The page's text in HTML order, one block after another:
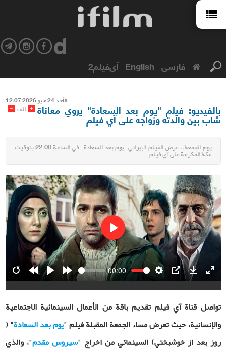
فارسی English آی‌فیلم2
الأحد 24 مایو 2026 12:07
- الف + بالفيديو: فيلم "يوم بعد السعادة" يروي معاناة
شاب بين والدته وزواجه على آي فيلم
يوم الجمعة.. عرض الفيلم الإيراني "يوم بعد السعادة" في الساعة 22:00 بتوقيت
مكة المكرمة على آي فيلم
RestartRewindPlay Forward
00:00
Settings
PIP Download
Play
تواصل قناة آي فيلم تقديم باقة من الأعمال السينمائية الاجتماعية
والإنسانية، حيث تعرض مساء الجمعة المقبلة فيلم "يوم بعد السعادة" (
روز بعد از خوشبختي) السينمائي من اخراج "سيروس مقدم"، والذي